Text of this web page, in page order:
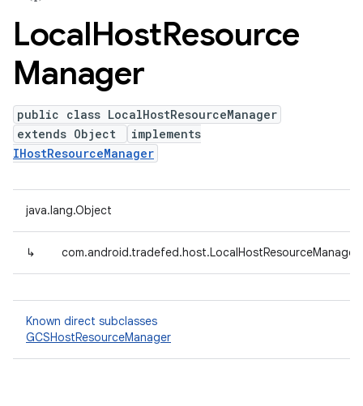
LocalHostResource
Manager
public class LocalHostResourceManager
extends Object
implements
IHostResourceManager
java.lang.Object
↳ com.android.tradefed.host.LocalHostResourceManager
Known direct subclasses
GCSHostResourceManager